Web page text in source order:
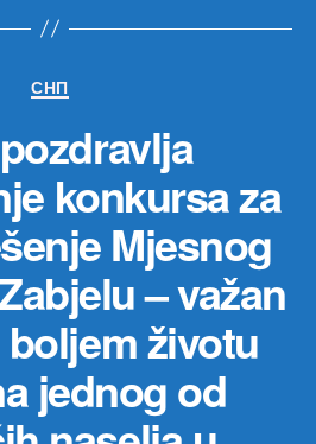
Категорије
СНП
konkursa za
Mjesnog
– važan
životu
jednog od